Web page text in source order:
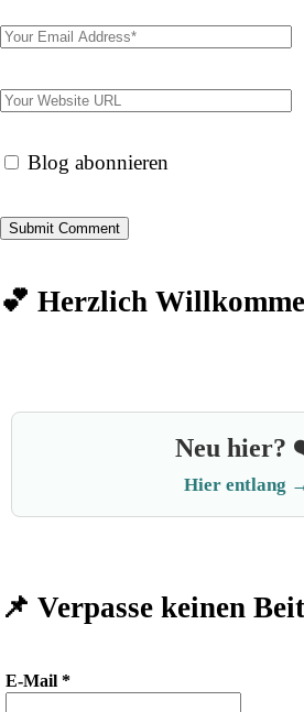
Blog abonnieren
💕 Herzlich
Neu hier?
Hier entlang
📌 Verpasse keinen
E-Mail *